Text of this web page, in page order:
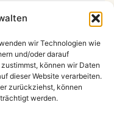
wir Technologien wie
und/oder darauf
können wir Daten
dieser Website verarbeiten.
zurückziehst, können
werden.